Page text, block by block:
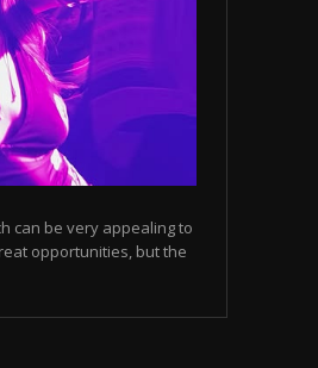
can be very appealing to
opportunities, but the